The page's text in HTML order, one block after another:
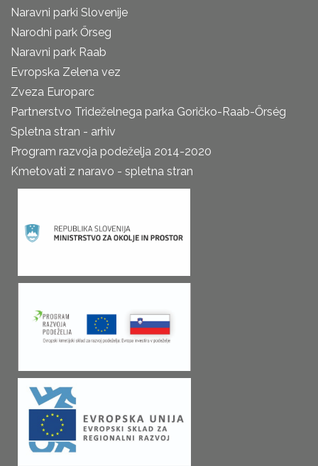
Naravni parki Slovenije
Narodni park Őrseg
Naravni park Raab
Evropska Zelena vez
Zveza Europarc
Partnerstvo Trideželnega parka Goričko-Raab-Őrség
Spletna stran - arhiv
Program razvoja podeželja 2014-2020
Kmetovati z naravo - spletna stran